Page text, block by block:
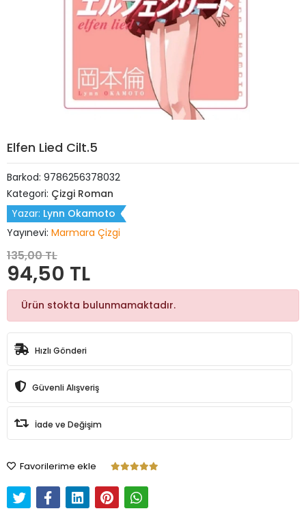
Elfen Lied Cilt.5
Barkod: 9786256378032
Kategori: Çizgi Roman
Yazar: Lynn Okamoto
Yayınevi: Marmara Çizgi
135,00 TL
94,50 TL
Ürün stokta bulunmamaktadır.
Hızlı Gönderi
Güvenli Alışveriş
İade ve Değişim
Favorilerime ekle